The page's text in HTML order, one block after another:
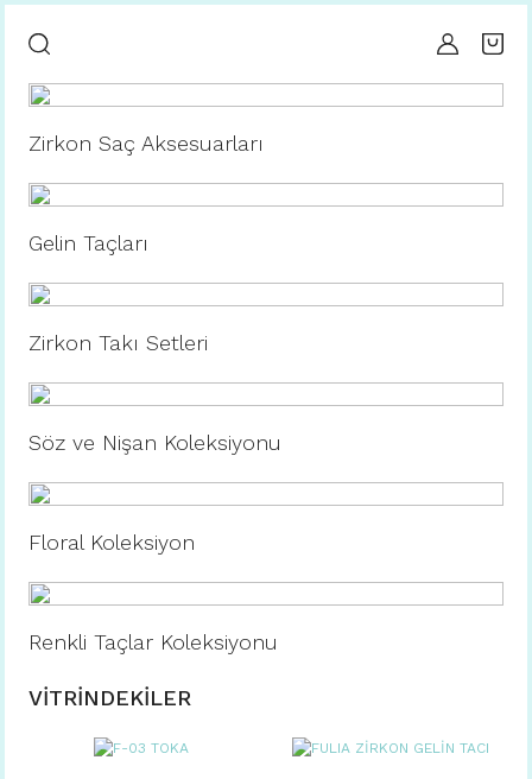
Zirkon Saç Aksesuarları
Gelin Taçları
Zirkon Takı Setleri
Söz ve Nişan Koleksiyonu
Floral Koleksiyon
Renkli Taçlar Koleksiyonu
VİTRİNDEKİLER